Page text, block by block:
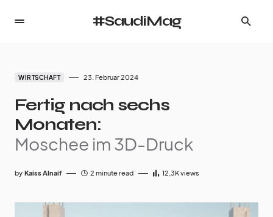
#SaudiMag
WIRTSCHAFT 23. Februar 2024
Fertig nach sechs
Monaten:
Moschee im 3D-Druck
by Kaiss Alnaif 2 minute read 12,3Kviews